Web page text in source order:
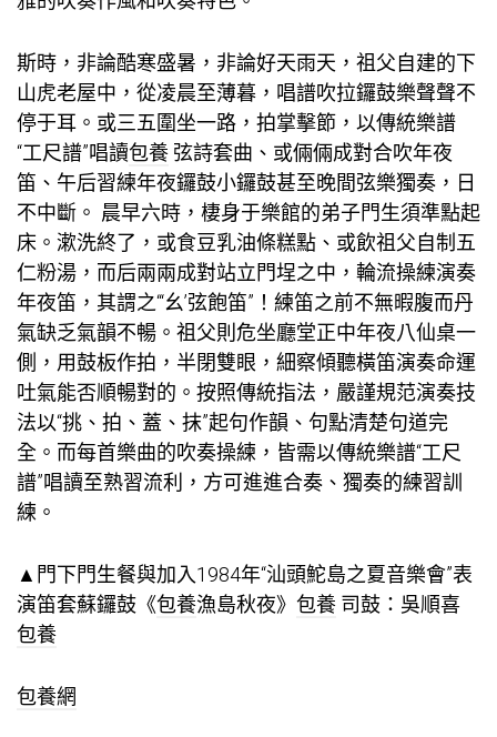
斯時，非論酷寒盛暑，非論好天雨天，祖父自建的下
山虎老屋中，從凌晨至薄暮，唱譜吹拉鑼鼓樂聲聲不
停于耳。或三五圍坐一路，拍掌擊節，以傳統樂譜
“工尺譜”唱讀包養 弦詩套曲、或倆倆成對合吹年夜
笛、午后習練年夜鑼鼓小鑼鼓甚至晚間弦樂獨奏，日
不中斷。 晨早六時，棲身于樂館的弟子門生須準點起
床。漱洗終了，或食豆乳油條糕點、或飲祖父自制五
仁粉湯，而后兩兩成對站立門埕之中，輪流操練演奏
年夜笛，其謂之“‘幺’弦飽笛”！練笛之前不無暇腹而丹
氣缺乏氣韻不暢。祖父則危坐廳堂正中年夜八仙桌一
側，用鼓板作拍，半閉雙眼，細察傾聽橫笛演奏命運
吐氣能否順暢對的。按照傳統指法，嚴謹規范演奏技
法以“挑、拍、蓋、抹”起句作韻、句點清楚句道完
全。而每首樂曲的吹奏操練，皆需以傳統樂譜“工尺
譜”唱讀至熟習流利，方可進進合奏、獨奏的練習訓
練。
▲門下門生餐與加入1984年“汕頭鮀島之夏音樂會”表
演笛套蘇鑼鼓《包養漁島秋夜》 包養 司鼓：吳順喜
包養
包養網